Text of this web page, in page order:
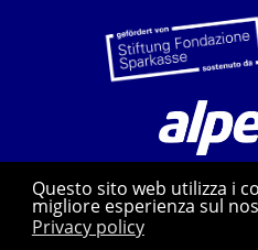
Questo sito web utilizza i
migliore esperienza sul
Privacy policy